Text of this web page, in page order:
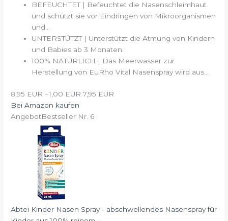
BEFEUCHTET | Befeuchtet die Nasenschleimhaut
und schützt sie vor Eindringen von Mikroorganismen
und...
UNTERSTÜTZT | Unterstützt die Atmung von Kindern
und Babies ab 3 Monaten.
100% NATÜRLICH | Das Meerwasser zur
Herstellung von EuRho Vital Nasenspray wird aus...
8,95 EUR −1,00 EUR 7,95 EUR
Bei Amazon kaufen
AngebotBestseller Nr. 6
Abtei Kinder Nasen Spray - abschwellendes Nasenspray für